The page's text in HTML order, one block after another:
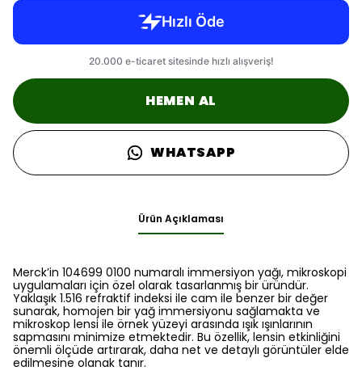
HEMEN AL
WHATSAPP
Ürün Açıklaması
Merck’in 104699 0100 numaralı immersiyon yağı, mikroskopi
uygulamaları için özel olarak tasarlanmış bir üründür.
Yaklaşık 1.516 refraktif indeksi ile cam ile benzer bir değer
sunarak, homojen bir yağ immersiyonu sağlamakta ve
mikroskop lensi ile örnek yüzeyi arasında ışık ışınlarının
sapmasını minimize etmektedir. Bu özellik, lensin etkinliğini
önemli ölçüde artırarak, daha net ve detaylı görüntüler elde
edilmesine olanak tanır.